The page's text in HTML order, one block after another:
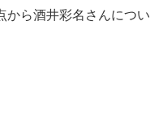
から酒井彩名さんについ